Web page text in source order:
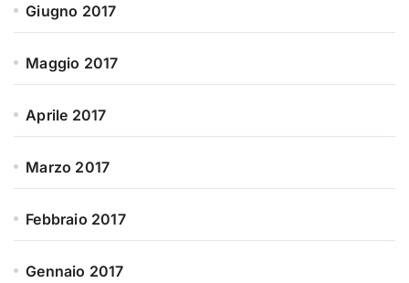
Giugno 2017
Maggio 2017
Aprile 2017
Marzo 2017
Febbraio 2017
Gennaio 2017